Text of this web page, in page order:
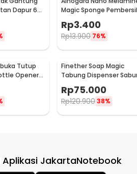
Dapur 6
Magic Sponge
Karat Besi - CW62
Rp3.400
Rp13.900 76%
Tutup
Opener
- WS01
Finether Soap Magic
Tabung Dispenser
Rp75.000
Rp120.90038%
Aplikasi JakartaNotebook